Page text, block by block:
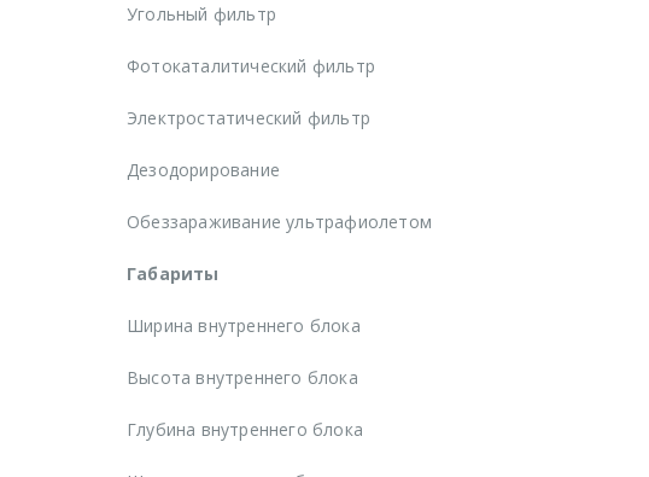
Угольный фильтр
Фотокаталитический фильтр
Электростатический фильтр
Дезодорирование
Обеззараживание ультрафиолетом
Габариты
Ширина внутреннего блока
Высота внутреннего блока
Глубина внутреннего блока